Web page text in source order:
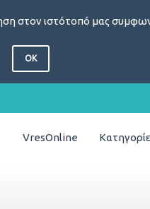
στον ιστότοπό μας
OK
VresOnline